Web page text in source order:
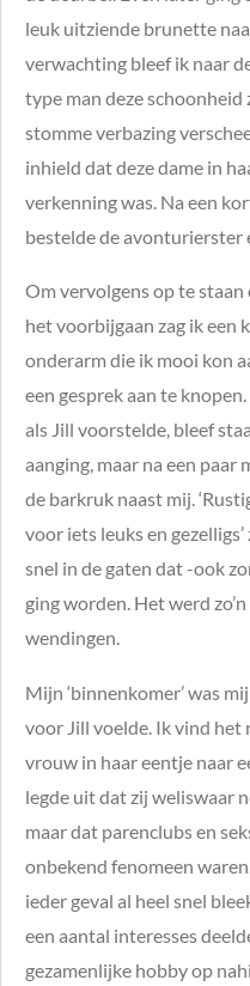
leuk uitziende brunette
verwachting bleef ik naar
type man deze schoonheid
stomme verbazing
inhield dat deze dame in
verkenning was. Na een
bestelde de avonturierster
Om vervolgens op te
het voorbijgaan zag ik
onderarm die ik mooi kon
een gesprek aan te
als Jill voorstelde, bleef
aanging, maar na een paar
de barkruk naast mij.
voor iets leuks en
snel in de gaten dat -ook
ging worden. Het werd
wendingen.
Mijn ‘binnenkomer’ was
voor Jill voelde. Ik vind het
vrouw in haar eentje naar
legde uit dat zij weliswaar
maar dat parenclubs en
onbekend fenomeen
ieder geval al heel snel
een aantal interesses
gezamenlijke hobby op